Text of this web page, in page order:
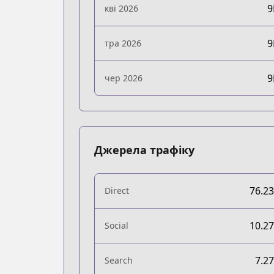
кві 2026
тра 2026
чер 2026
Джерела трафіку
Direct
Social
Search